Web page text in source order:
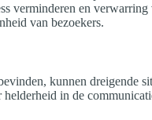
verminderen en
van bezoekers.
kunnen dreigende
in de